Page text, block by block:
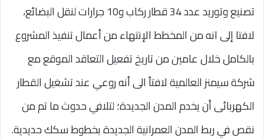
تصنيع وتوريد عدد 34 قطار ركاب و10 جرارات لنقل البضائع،
لافتا إلى انه من المخطط الإنتهاء من أعمال تنفيذ المشروع
بالكامل خلال عامين من تاريخ تفعيل التعاقد الموقع مع
شركة سيمنز العالمية لافتاً الى أنه روعي عند تشغيل القطار
الكهربائى أن يخدم المدن الجديدة؛ لتلافي حدوث ما تم من
نقص في ربط المدن العمرانية الجديدة بخطوط سكك حديدية.